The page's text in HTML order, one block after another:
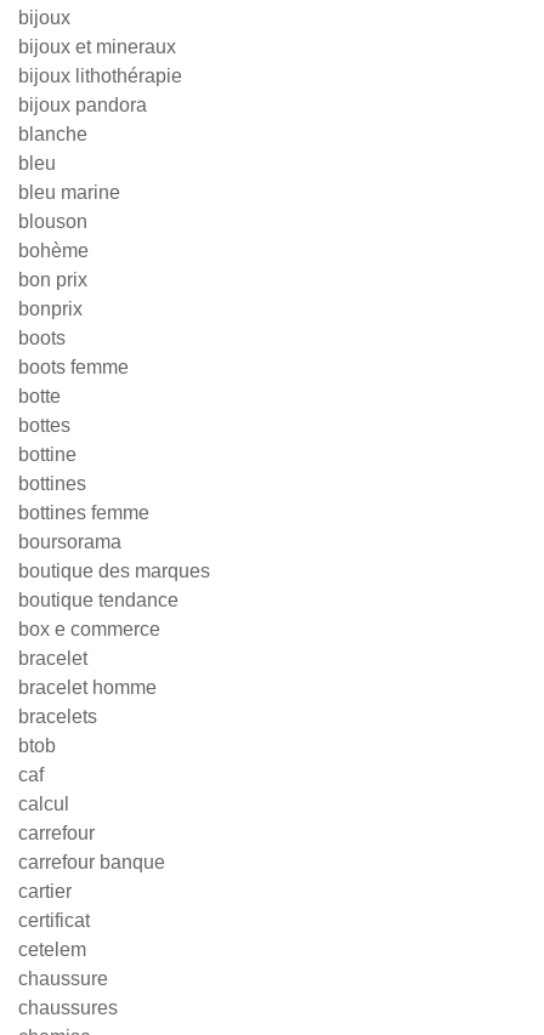
bijoux
bijoux et mineraux
bijoux lithothérapie
bijoux pandora
blanche
bleu
bleu marine
blouson
bohème
bon prix
bonprix
boots
boots femme
botte
bottes
bottine
bottines
bottines femme
boursorama
boutique des marques
boutique tendance
box e commerce
bracelet
bracelet homme
bracelets
btob
caf
calcul
carrefour
carrefour banque
cartier
certificat
cetelem
chaussure
chaussures